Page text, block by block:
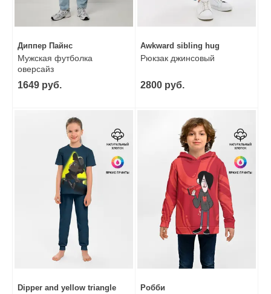
Диппер Пайнс
Мужская футболка
оверсайз
1649 руб.
Awkward sibling hug
Рюкзак джинсовый
2800 руб.
Dipper and yellow triangle Робби